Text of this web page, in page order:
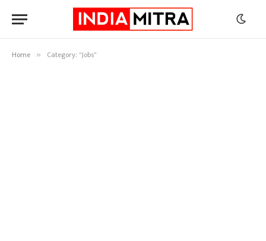
Home » Category: "Jobs"